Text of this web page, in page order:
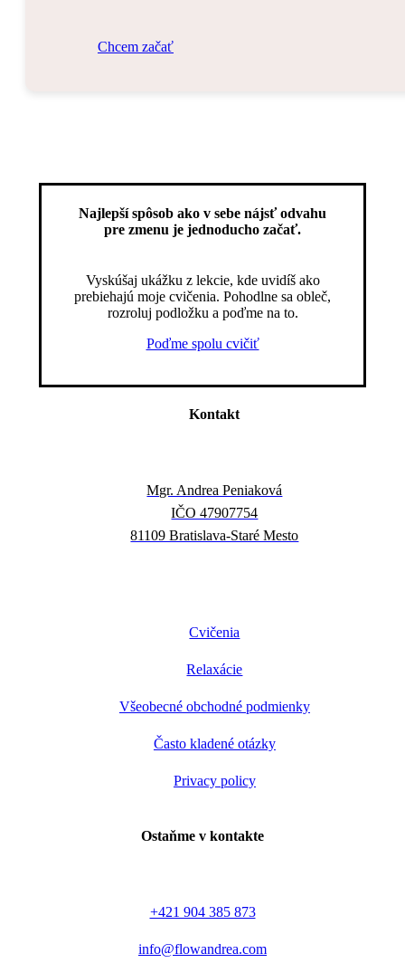
Chcem začať
Najlepší spôsob ako v sebe nájsť odvahu
pre zmenu je jednoducho začať.
Vyskúšaj ukážku z lekcie, kde uvidíš ako
prebiehajú moje cvičenia. Pohodlne sa obleč,
rozroluj podložku a poďme na to.
Poďme spolu cvičiť
Kontakt
Mgr. Andrea Peniaková
IČO 47907754
81109 Bratislava-Staré Mesto
Cvičenia
Relaxácie
Všeobecné obchodné podmienky
Často kladené otázky
Privacy policy
Ostaňme v kontakte
+421 904 385 873
info@flowandrea.com